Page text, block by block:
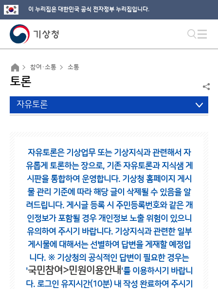
이 누리집은 대한민국 공식 전자정부 누리집입니다.
참여·소통 소통
토론
자유토론
자유토론은 기상업무 또는 기상지식과 관련해서 자
유롭게 토론하는 장으로, 기존 자유토론과 지식샘 게
시판을 통합하여 운영합니다. 기상청 홈페이지 게시
물 관리 기준에 따라 해당 글이 삭제될 수 있음을 알
려드립니다. 게시글 등록 시 주민등록번호와 같은 개
인정보가 포함될 경우 개인정보 노출 위험이 있으니
유의하여 주시기 바랍니다. 기상지식과 관련한 일부
게시물에 대해서는 선별하여 답변을 게재할 예정입
니다. ※ 기상청의 공식적인 답변이 필요한 경우는
'국민참여>민원이용안내 '를 이용하시기 바랍니
다. 로그인 유지시간(10분) 내 작성 완료하여 주시기